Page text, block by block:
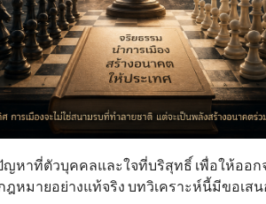
ญหาที่ตัวบุคคลและใจที่บริสุทธิ์ เพื่อให้ออ
หมายอย่างแท้จริง บทวิเคราะห์นี้มีขอเส